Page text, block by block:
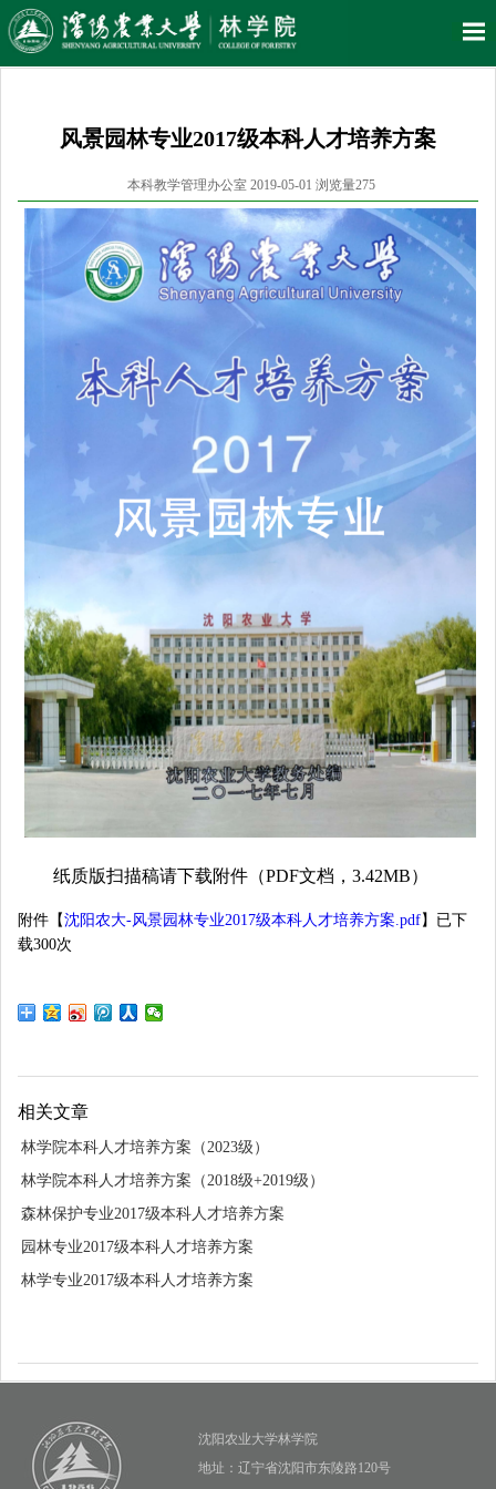
风景园林专业2017级本科人才培养方案
本科教学管理办公室 2019-05-01 浏览量275
纸质版扫描稿请下载附件（PDF文档，3.42MB）
附件【沈阳农大-风景园林专业2017级本科人才培养方案.pdf】已下
载300次
相关文章
林学院本科人才培养方案（2023级）
林学院本科人才培养方案（2018级+2019级）
森林保护专业2017级本科人才培养方案
园林专业2017级本科人才培养方案
林学专业2017级本科人才培养方案
沈阳农业大学林学院
地址：辽宁省沈阳市东陵路120号